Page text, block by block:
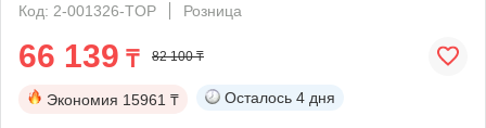
Код: 2-001326-TOP
Розница
66 139 ₸ 82 100 ₸
Экономия 15961 ₸ Осталось 4 дня